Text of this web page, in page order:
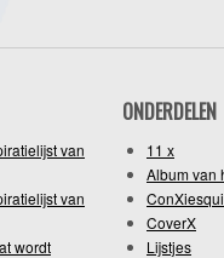
van
van
wordt
ONDERDELEN
11 x
Album van
CoverX
Lijstjes